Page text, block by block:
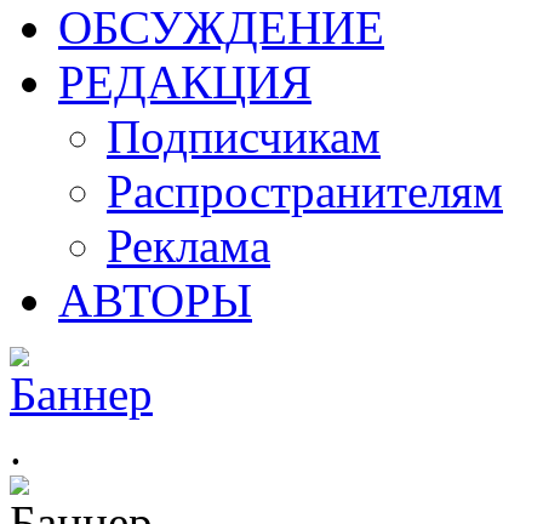
ОБСУЖДЕНИЕ
РЕДАКЦИЯ
Подписчикам
Распространителям
Реклама
АВТОРЫ
.